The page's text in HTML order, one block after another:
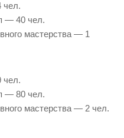
чел.
— 40 чел.
мастерства — 1
чел.
— 80 чел.
мастерства — 2 чел.